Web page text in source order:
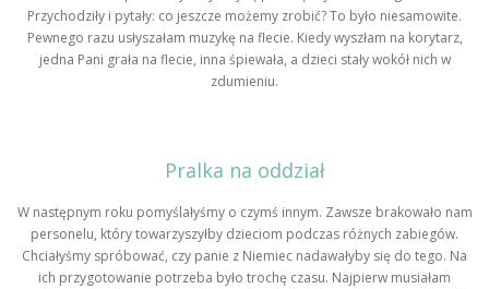
Przychodziły i pytały: co jeszcze możemy zrobić? To było niesamowite.
Pewnego razu usłyszałam muzykę na flecie. Kiedy wyszłam na korytarz,
jedna Pani grała na flecie, inna śpiewała, a dzieci stały wokół nich w
zdumieniu.
Pralka na oddział
W następnym roku pomyślałyśmy o czymś innym. Zawsze brakowało nam
personelu, który towarzyszyłby dzieciom podczas różnych zabiegów.
Chciałyśmy spróbować, czy panie z Niemiec nadawałyby się do tego. Na
ich przygotowanie potrzeba było trochę czasu. Najpierw musiałam